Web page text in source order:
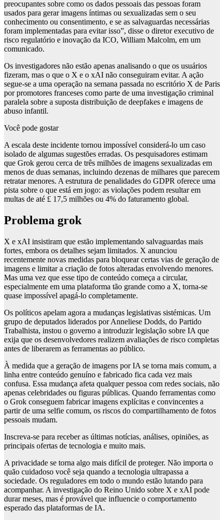
preocupantes sobre como os dados pessoais das pessoas foram
usados ​​para gerar imagens íntimas ou sexualizadas sem o seu
conhecimento ou consentimento, e se as salvaguardas necessárias
foram implementadas para evitar isso”, disse o diretor executivo de
risco regulatório e inovação da ICO, William Malcolm, em um
comunicado.
Os investigadores não estão apenas analisando o que os usuários
fizeram, mas o que o X e o xAI não conseguiram evitar. A ação
segue-se a uma operação na semana passada no escritório X de Paris
por promotores franceses como parte de uma investigação criminal
paralela sobre a suposta distribuição de deepfakes e imagens de
abuso infantil.
Você pode gostar
A escala deste incidente tornou impossível considerá-lo um caso
isolado de algumas sugestões erradas. Os pesquisadores estimam
que Grok gerou cerca de três milhões de imagens sexualizadas em
menos de duas semanas, incluindo dezenas de milhares que parecem
retratar menores. A estrutura de penalidades do GDPR oferece uma
pista sobre o que está em jogo: as violações podem resultar em
multas de até £ 17,5 milhões ou 4% do faturamento global.
Problema grok
X e xAI insistiram que estão implementando salvaguardas mais
fortes, embora os detalhes sejam limitados. X anunciou
recentemente novas medidas para bloquear certas vias de geração de
imagens e limitar a criação de fotos alteradas envolvendo menores.
Mas uma vez que esse tipo de conteúdo começa a circular,
especialmente em uma plataforma tão grande como a X, torna-se
quase impossível apagá-lo completamente.
Os políticos apelam agora a mudanças legislativas sistémicas. Um
grupo de deputados liderados por Anneliese Dodds, do Partido
Trabalhista, instou o governo a introduzir legislação sobre IA que
exija que os desenvolvedores realizem avaliações de risco completas
antes de liberarem as ferramentas ao público.
À medida que a geração de imagens por IA se torna mais comum, a
linha entre conteúdo genuíno e fabricado fica cada vez mais
confusa. Essa mudança afeta qualquer pessoa com redes sociais, não
apenas celebridades ou figuras públicas. Quando ferramentas como
o Grok conseguem fabricar imagens explícitas e convincentes a
partir de uma selfie comum, os riscos do compartilhamento de fotos
pessoais mudam.
Inscreva-se para receber as últimas notícias, análises, opiniões, as
principais ofertas de tecnologia e muito mais.
A privacidade se torna algo mais difícil de proteger. Não importa o
quão cuidadoso você seja quando a tecnologia ultrapassa a
sociedade. Os reguladores em todo o mundo estão lutando para
acompanhar. A investigação do Reino Unido sobre X e xAI pode
durar meses, mas é provável que influencie o comportamento
esperado das plataformas de IA.